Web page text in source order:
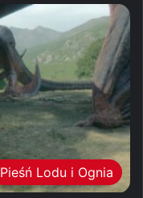
Pieśń Lodu i Ognia